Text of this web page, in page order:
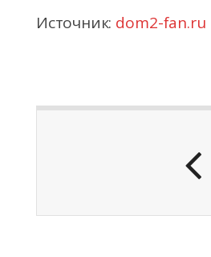
Источник: dom2-fan.ru